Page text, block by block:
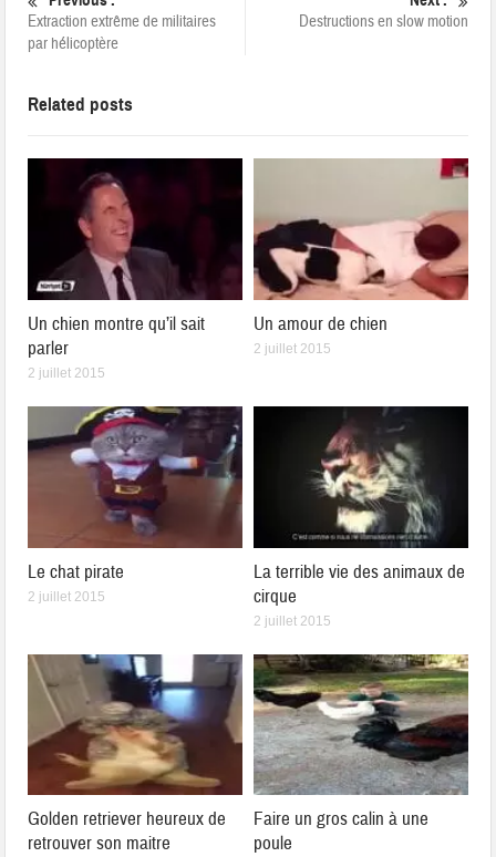
Extraction extrême de militaires
par hélicoptère
Destructions en slow motion
Related posts
Un chien montre qu’il sait
parler
2 juillet 2015
Un amour de chien
2 juillet 2015
Le chat pirate
2 juillet 2015
La terrible vie des animaux de
cirque
2 juillet 2015
Golden retriever heureux de
retrouver son maitre
Faire un gros calin à une
poule